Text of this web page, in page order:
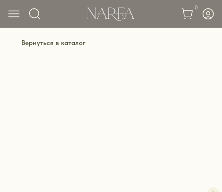
Вернуться в каталог